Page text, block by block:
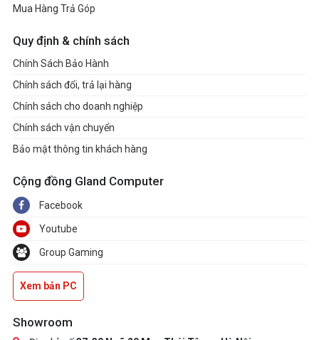
Mua Hàng Trả Góp
Quy định & chính sách
Chính Sách Bảo Hành
Chính sách đổi, trả lại hàng
Chính sách cho doanh nghiệp
Chính sách vận chuyển
Bảo mật thông tin khách hàng
Cộng đồng Gland Computer
Facebook
Youtube
Group Gaming
Xem bản PC
Showroom